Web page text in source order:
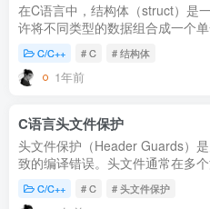
在C语言中，结构体（struct）是
许将不同类型的数据组合成一个
相关属性的实体非常有用。 使用
字定...
C/C++ # C # 结构体
1年前
C语言头文件保护
头文件保护（Header Guards）
致的编译错误。头文件通常在多
如果没有防止重复包含，编译器
而导致...
C/C++ # C # 头文件保护